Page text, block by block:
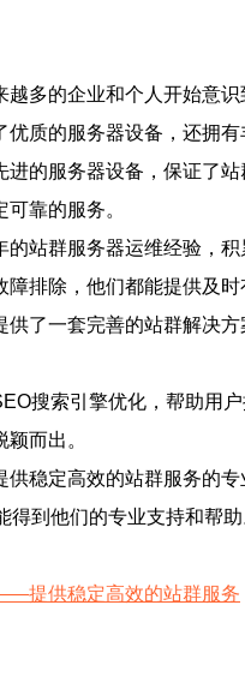
越多的企业和个人开始意
优质的服务器设备，还拥
进的服务器设备，保证了
靠的服务。
的站群服务器运维经验，
排除，他们都能提供及
供了一套完善的站群解决
搜索引擎优化，帮助用
而出。
供稳定高效的站群服务的
得到他们的专业支持和帮
提供稳定高效的站群服务